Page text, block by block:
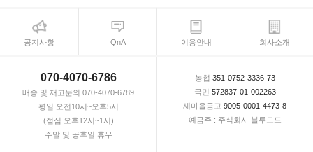
공지사항 QnA 이용안내 회사소개
070-4070-6786
배송 및 재고문의 070-4070-6789
평일 오전10시~오후5시
(점심 오후12시~1시)
주말 및 공휴일 휴무
농협 351-0752-3336-73
국민 572837-01-002263
새마을금고 9005-0001-4473-8
예금주 : 주식회사 블루모드